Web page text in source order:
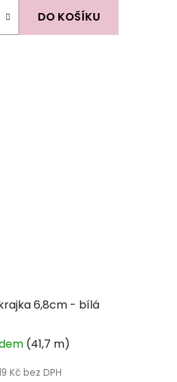
DO KOŠÍKU
6,8cm - bílá
(41,7 m)
Kč bez DPH